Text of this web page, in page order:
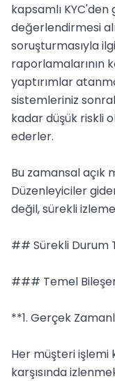
kapsamlı
değerlendirmesi
soruşturmasıyla
raporlamalarının
yaptırımlar
sistemleriniz
kadar düşük riskli
ederler.
Bu zamansal açık
Düzenleyiciler
değil, sürekli
## Sürekli Durum
### Temel
**1. Gerçek
Her müşteri işlemi
karşısında